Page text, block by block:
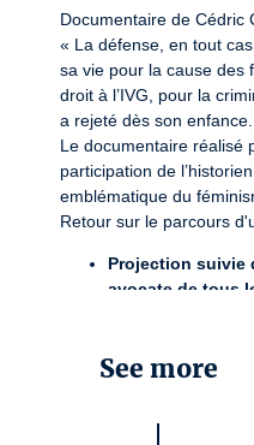
Documentaire de Cédric
« La défense, en tout
sa vie pour la cause des
droit à l’IVG, pour la
a rejeté dès son enfance.
Le documentaire réalisé
participation de
emblématique du
Retour sur le parcours
Projection suivie
avocate de tous
ans de programmes de
Il les valorise et leur
publiques et privées,
See more